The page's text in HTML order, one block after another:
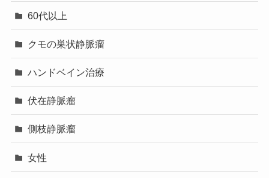
60代以上
クモの巣状静脈瘤
ハンドベイン治療
伏在静脈瘤
側枝静脈瘤
女性